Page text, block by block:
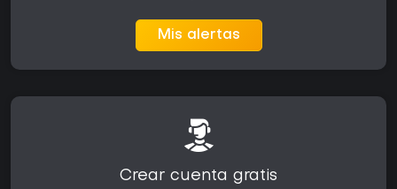
Mis alertas
Crear cuenta gratis